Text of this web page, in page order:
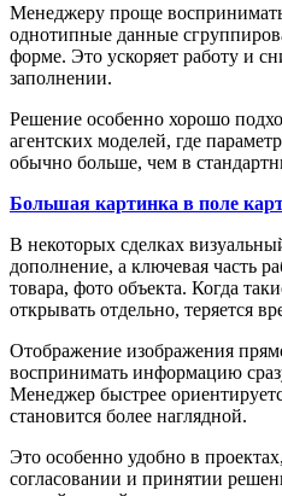
Менеджеру проще
однотипные данные
форме. Это ускоряет работу и
заполнении.
Решение особенно хорошо
агентских моделей, где
обычно больше, чем в
Большая картинка в поле
В некоторых сделках
дополнение, а ключевая часть
товара, фото объекта. Когда
открывать отдельно, теряется
Отображение изображения
воспринимать информацию
Менеджер быстрее
становится более наглядной.
Это особенно удобно в
согласовании и принятии